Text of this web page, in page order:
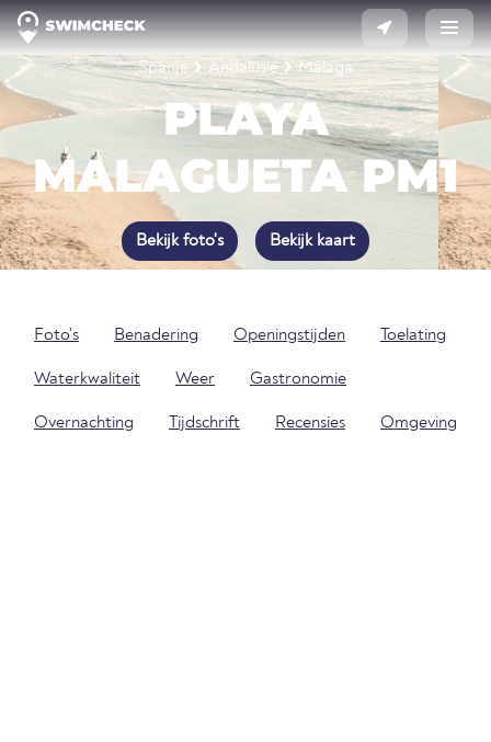
Spanje Andalusië Málaga
PLAYA
MALAGUETA PM1
Bekijk foto's Bekijk kaart
Foto's Benadering Openingstijden Toelating
Waterkwaliteit Weer Gastronomie
Overnachting Tijdschrift Recensies Omgeving